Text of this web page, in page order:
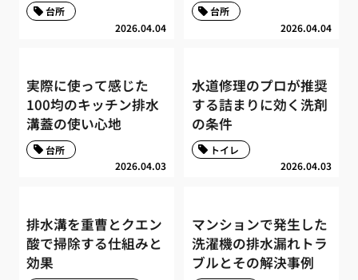
2026.04.04
台所
2026.04.04
台所
実際に使って感じた
100均のキッチン排水
溝蓋の使い心地
2026.04.03
台所
水道修理のプロが推奨
する詰まりに効く洗剤
の条件
2026.04.03
トイレ
排水溝を重曹とクエン
酸で掃除する仕組みと
効果
マンションで発生した
洗濯機の排水漏れトラ
ブルとその解決事例